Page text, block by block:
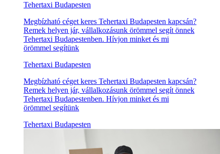
Tehertaxi Budapesten
Megbízható céget keres Tehertaxi Budapesten kapcsán?
Remek helyen jár, vállalkozásunk örömmel segít önnek
Tehertaxi Budapestenben. Hívjon minket és mi
örömmel segítünk
Tehertaxi Budapesten
Megbízható céget keres Tehertaxi Budapesten kapcsán?
Remek helyen jár, vállalkozásunk örömmel segít önnek
Tehertaxi Budapestenben. Hívjon minket és mi
örömmel segítünk
Tehertaxi Budapesten